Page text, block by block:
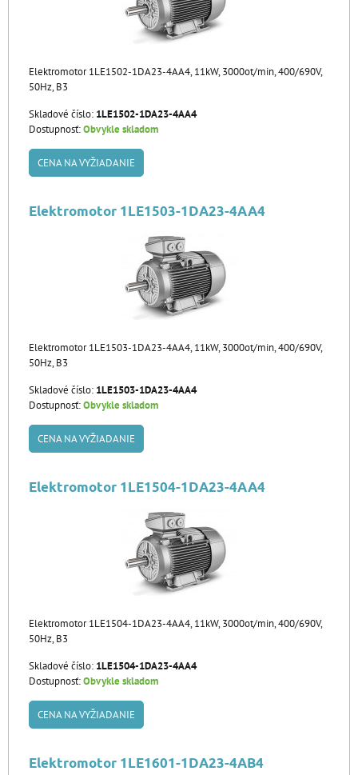
Elektromotor 1LE1502-1DA23-4AA4, 11kW, 3000ot/min, 400/690V,
50Hz, B3
Skladové číslo: 1LE1502-1DA23-4AA4
Dostupnosť:Obvykle skladom
CENA NA VYŽIADANIE
Elektromotor 1LE1503-1DA23-4AA4
Elektromotor 1LE1503-1DA23-4AA4, 11kW, 3000ot/min, 400/690V,
50Hz, B3
Skladové číslo: 1LE1503-1DA23-4AA4
Dostupnosť:Obvykle skladom
CENA NA VYŽIADANIE
Elektromotor 1LE1504-1DA23-4AA4
Elektromotor 1LE1504-1DA23-4AA4, 11kW, 3000ot/min, 400/690V,
50Hz, B3
Skladové číslo: 1LE1504-1DA23-4AA4
Dostupnosť:Obvykle skladom
CENA NA VYŽIADANIE
Elektromotor 1LE1601-1DA23-4AB4